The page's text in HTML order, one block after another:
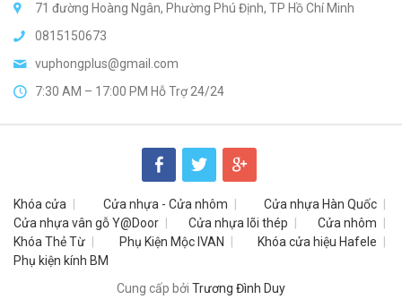
71 đường Hoàng Ngân, Phường Phú Định, TP Hồ Chí Minh
0815150673
vuphongplus@gmail.com
7:30 AM – 17:00 PM Hỗ Trợ 24/24
Khóa cửa Cửa nhựa - Cửa nhôm
Cửa nhựa Hàn Quốc
Cửa nhựa vân gỗ Y@Door
Cửa nhựa lõi thép
Cửa nhôm
Khóa Thẻ Từ
Phụ Kiện Mộc IVAN
Khóa cửa hiệu Hafele
Phụ kiện kính BM
Cung cấp bởi Trương Đình Duy